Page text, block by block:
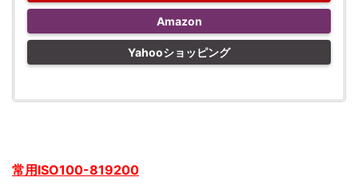
Amazon
Yahooショッピング
常用ISO100-819200